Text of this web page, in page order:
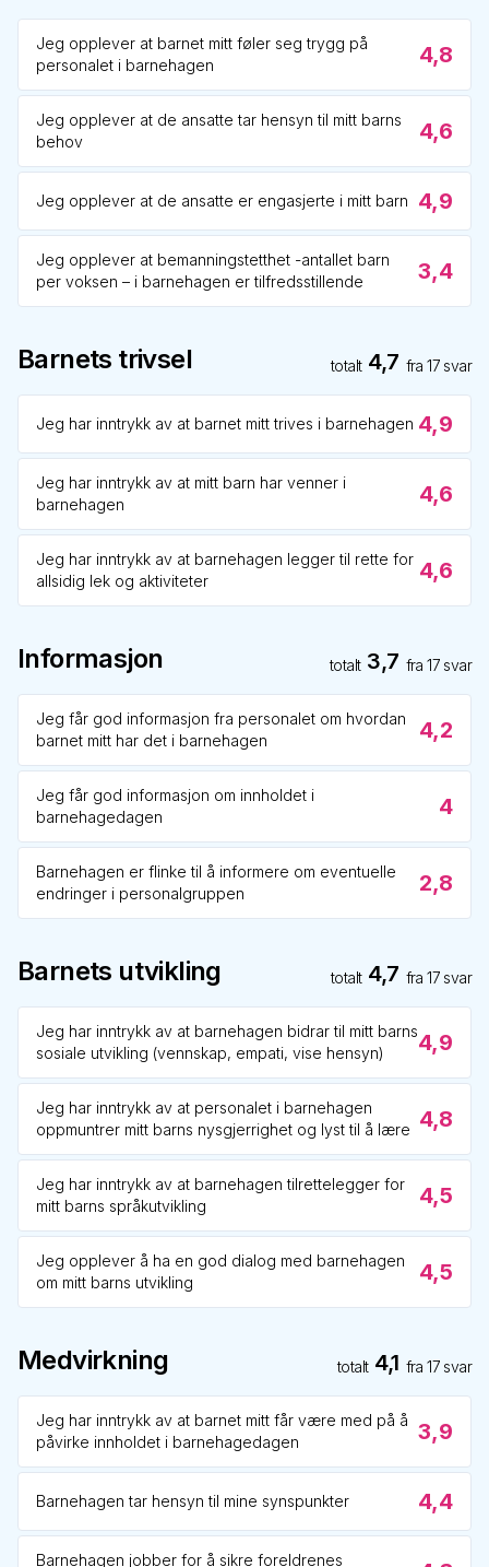
Jeg opplever at barnet mitt føler seg trygg på
personalet i barnehagen
4,8
Jeg opplever at de ansatte tar hensyn til mitt barns
behov
4,6
Jeg opplever at de ansatte er engasjerte i mitt barn 4,9
Jeg opplever at bemanningstetthet -antallet barn
per voksen – i barnehagen er tilfredsstillende
3,4
Barnets trivsel totalt 4,7 fra17 svar
Jeg har inntrykk av at barnet mitt trives i barnehagen 4,9
Jeg har inntrykk av at mitt barn har venner i
barnehagen
4,6
Jeg har inntrykk av at barnehagen legger til rette for
allsidig lek og aktiviteter
4,6
Informasjon totalt 3,7 fra17 svar
Jeg får god informasjon fra personalet om hvordan
barnet mitt har det i barnehagen
4,2
Jeg får god informasjon om innholdet i
barnehagedagen
4
Barnehagen er flinke til å informere om eventuelle
endringer i personalgruppen
2,8
Barnets utvikling totalt 4,7 fra17 svar
Jeg har inntrykk av at barnehagen bidrar til mitt barns
sosiale utvikling (vennskap, empati, vise hensyn)
4,9
Jeg har inntrykk av at personalet i barnehagen
oppmuntrer mitt barns nysgjerrighet og lyst til å lære 4,8
Jeg har inntrykk av at barnehagen tilrettelegger for
mitt barns språkutvikling
4,5
Jeg opplever å ha en god dialog med barnehagen
om mitt barns utvikling
4,5
Medvirkning totalt 4,1 fra17 svar
Jeg har inntrykk av at barnet mitt får være med på å
påvirke innholdet i barnehagedagen
3,9
Barnehagen tar hensyn til mine synspunkter 4,4
Barnehagen jobber for å sikre foreldrenes